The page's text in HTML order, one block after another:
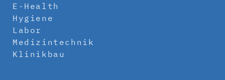
E-Health
Hygiene
Labor
Medizintechnik
Klinikbau